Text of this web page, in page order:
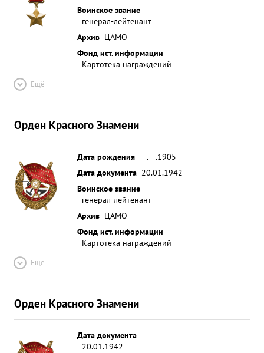
Воинское звание
генерал-лейтенант
Архив ЦАМО
Фонд ист. информации
Картотека награждений
Ещё
Орден Красного Знамени
Дата рождения
__.__.1905
Дата документа 20.01.1942
Воинское звание
генерал-лейтенант
Архив ЦАМО
Фонд ист. информации
Картотека награждений
Ещё
Орден Красного Знамени
Дата документа
20.01.1942